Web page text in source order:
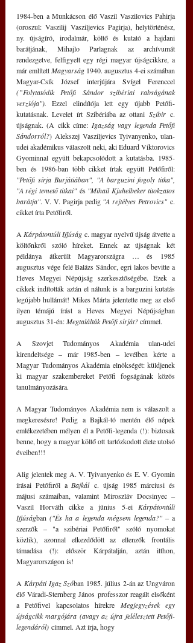
1984-ben a Munkácson élő Vaszil Vaszilovics Pahirja
(oroszul: Vaszilij Vasziljevics Pagirja), helytörténész,
ny. újságíró, irodalmár, költő és kutató a hajdani
barátjának, Mihajlo Parlagnak az archívumát
rendezgetve, felfigyelt egy régi magyar újságcikkre, a
már említett Magyarság 1940. augusztus 4-ei számában
Magyar-Csík József interjújára Svígel
(”Folytatódik Petőfi Sándor szibériai rabságának
verziója"). Ezzel elindítója lett egy újabb Petőfi-
kutatásnak. Levelet írt Szibériába az ottani Szibir c.
újságnak. (A cikk címe: Igazság vagy legenda Petőfi
Sándorról?) Alekszej Vasziljevics Tyivanyenko, ulan-
udei akadémikus válaszolt neki, aki Eduard Viktorovics
Gyominnal együtt bekapcsolódott a kutatásba. 1985-
"Petőfi sírja Burjátiában", "A barguzini fogoly titka",
"A régi temető titkai" és "Mihail Kjuhelbeker titokzatos
barátja". V. V. Pagirja pedig "A rejtélyes Petrovics" c.
cikket írta Petőfiről.
A Kárpátontúli Ifjúság c. magyar nyelvű újság átvette a
költőnkről szóló híreket. Ennek az újságnak két
példánya átkerült Magyarországra … és 1985
augusztus vége felé Balázs Sándor, egri lakos bevitte a
Heves Megyei Népújság szerkesztőségébe. Ezek a
cikkek indították aztán el nálunk is a barguzini kutatás
legújabb hullámát! Mikes Márta jelentette meg az első
ilyen témájú írást a Heves Megyei Népújságban
augusztus 31-én: Megtalálták Petőfi sírját? címmel.
A Szovjet Tudományos Akadémia ulan-udei
kirendeltsége – már 1985-ben ‒ levélben kérte a
Magyar Tudományos Akadémia elnökségét: küldjenek
ki magyar szakembereket Petőfi fogságának közös
tanulmányozására.
A Magyar Tudományos Akadémia nem is válaszolt a
megkeresésre! Pedig a Bajkál-tó mentén élő népek
emlékezetében mélyen él a Petőfi-legenda (!): biztosak
benne, hogy a magyar költő ott tartózkodott élete utolsó
éveiben!!!
Alig jelentek meg A. V. Tyivanyenko és E. V. Gyomin
írásai Petőfiről a Bajkál c. újság 1985 márciusi és
májusi számaiban, valamint Miroszláv Docsinyec ‒
Vaszil Horváth cikke a június 5-ei Kárpátontúli
Ifjúságban ("És ha a legenda mégsem legenda?" ‒ a
szerzők ‒ "a szibériai Petőfiről" szóló nyomokat
közlik), azonnal elkezdődött az ellenzők frontális
támadása (!): először Kárpátalján, aztán itthon,
Magyarországon is!
A Kárpáti Igaz Szóban 1985. július 2-án az Ungváron
élő Váradi-Sternberg János professzor reagált elsőként
a Petőfivel kapcsolatos hírekre Megjegyzések egy
újságcikk margójára (avagy az újra felélesztett Petőfi-
legendáról) címmel. Azt írja, hogy